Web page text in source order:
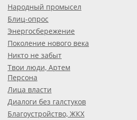
Народный промысел
Блиц-опрос
Энергосбережение
Поколение нового века
Никто не забыт
Твои люди, Артем
Персона
Лица власти
Диалоги без галстуков
Благоустройство, ЖКХ